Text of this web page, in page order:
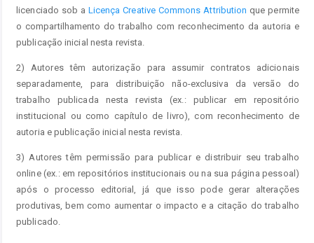
licenciado sob a Licença Creative Commons Attribution que permite
o compartilhamento do trabalho com reconhecimento da autoria e
publicação inicial nesta revista.
2) Autores têm autorização para assumir contratos adicionais
separadamente, para distribuição não-exclusiva da versão do
trabalho publicada nesta revista (ex.: publicar em repositório
institucional ou como capítulo de livro), com reconhecimento de
autoria e publicação inicial nesta revista.
3) Autores têm permissão para publicar e distribuir seu trabalho
online (ex.: em repositórios institucionais ou na sua página pessoal)
após o processo editorial, já que isso pode gerar alterações
produtivas, bem como aumentar o impacto e a citação do trabalho
publicado.